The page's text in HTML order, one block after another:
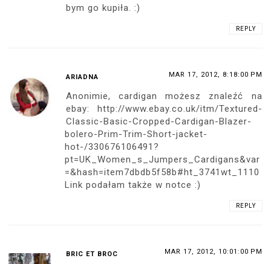
bym go kupiła. :)
REPLY
ARIADNA MAR 17, 2012, 8:18:00 PM
Anonimie, cardigan możesz znaleźć na
ebay: http://www.ebay.co.uk/itm/Textured-
Classic-Basic-Cropped-Cardigan-Blazer-
bolero-Prim-Trim-Short-jacket-
hot-/330676106491?
pt=UK_Women_s_Jumpers_Cardigans&var
=&hash=item7dbdb5f58b#ht_3741wt_1110
Link podałam także w notce :)
REPLY
BRIC ET BROC MAR 17, 2012, 10:01:00 PM